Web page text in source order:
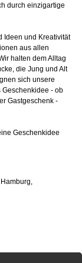
durch einzigartige
Ideen und Kreativität
aus allen
halten dem Alltag
die Jung und Alt
sich unsere
- ob
Gastgeschenk -
Geschenkidee